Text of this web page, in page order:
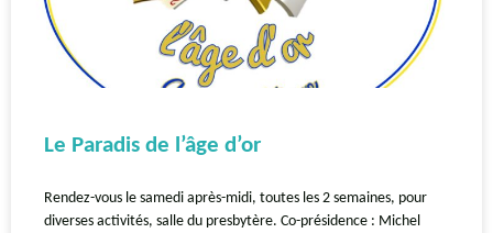
Le Paradis de l’âge d’or
Rendez-vous le samedi après-midi, toutes les 2 semaines, pour
diverses activités, salle du presbytère. Co-présidence : Michel